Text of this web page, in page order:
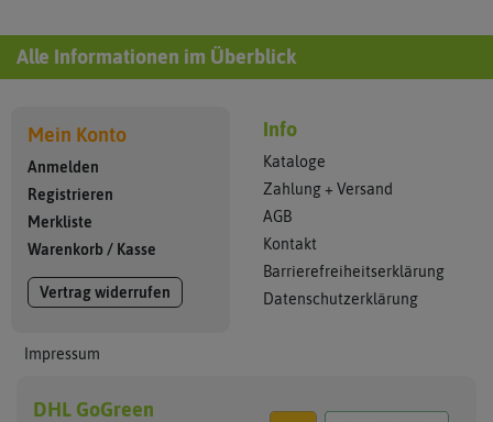
Alle Informationen im Überblick
Mein Konto
Anmelden
Registrieren
Merkliste
Warenkorb / Kasse
Vertrag widerrufen
Impressum
Info
Kataloge
Zahlung + Versand
AGB
Kontakt
Barrierefreiheitserklärung
Datenschutzerklärung
DHL GoGreen